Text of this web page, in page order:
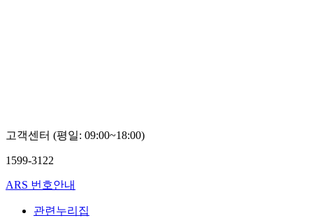
고객센터 (평일: 09:00~18:00)
1599-3122
ARS 번호안내
관련누리집